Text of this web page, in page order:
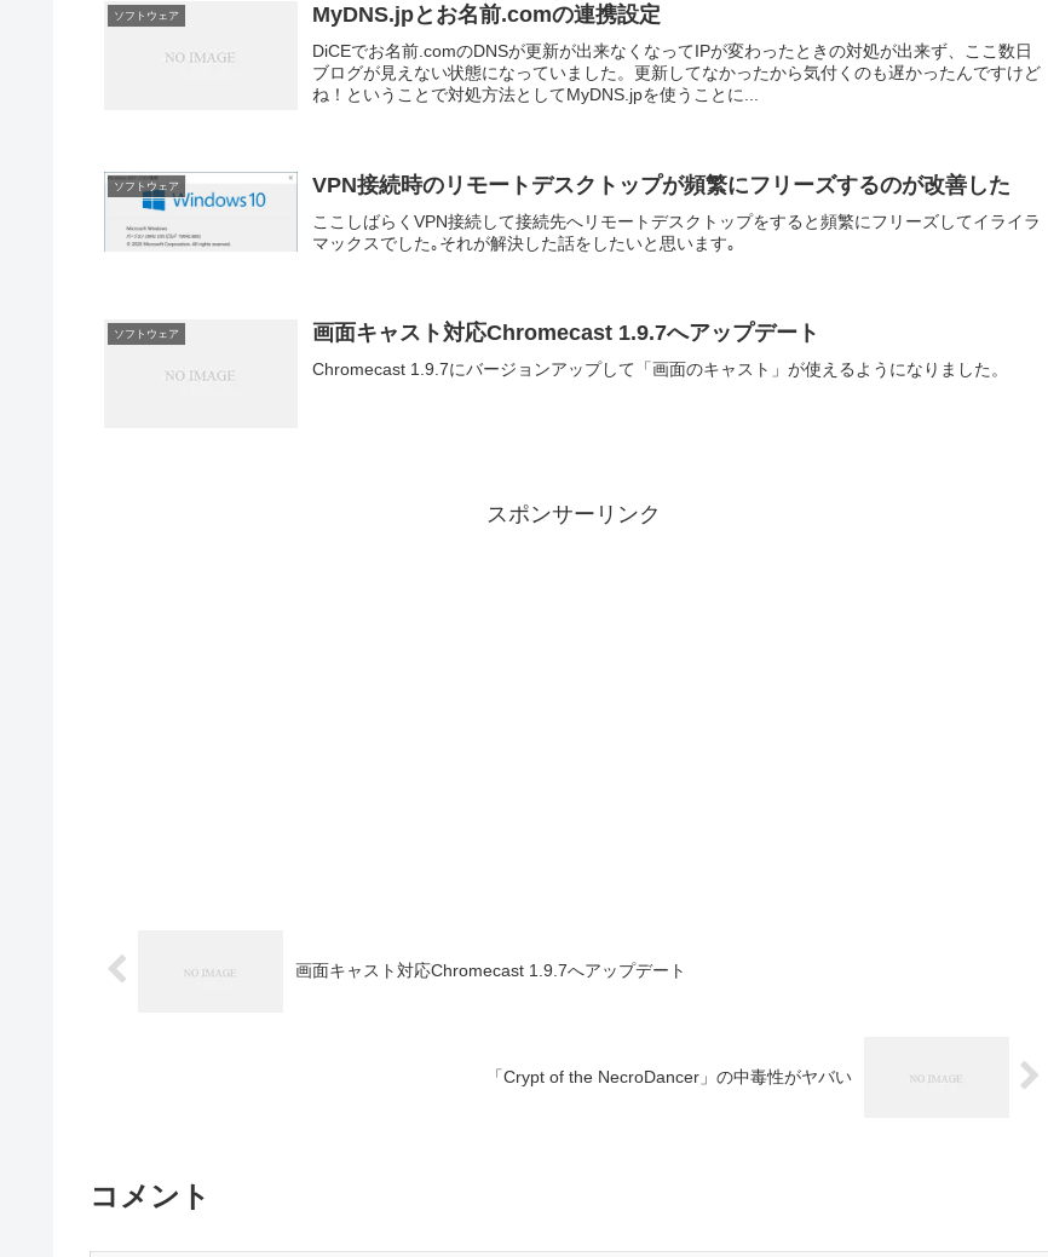
ソフトウェア MyDNS.jpとお名前.comの連携設定
DiCEでお名前.comのDNSが更新が出来なくなってIPが変わったときの対処が出来ず、ここ数日
ブログが見えない状態になっていました。更新してなかったから気付くのも遅かったんですけど
ね！ということで対処方法としてMyDNS.jpを使うことに...
ソフトウェア VPN接続時のリモートデスクトップが頻繁にフリーズするのが改善した
ここしばらくVPN接続して接続先へリモートデスクトップをすると頻繁にフリーズしてイライラ
マックスでした｡それが解決した話をしたいと思います｡
ソフトウェア 画面キャスト対応Chromecast 1.9.7へアップデート
Chromecast 1.9.7にバージョンアップして「画面のキャスト」が使えるようになりました。
スポンサーリンク
画面キャスト対応Chromecast 1.9.7へアップデート
「Crypt of the NecroDancer」の中毒性がヤバい
コメント